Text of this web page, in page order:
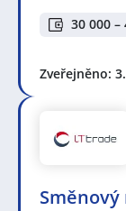
30 000 –
Zveřejněno: